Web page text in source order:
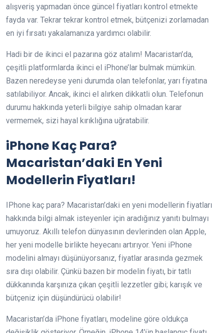
alışveriş yapmadan önce güncel fiyatları kontrol etmekte
fayda var. Tekrar tekrar kontrol etmek, bütçenizi zorlamadan
en iyi fırsatı yakalamanıza yardımcı olabilir.
Hadi bir de ikinci el pazarına göz atalım! Macaristan’da,
çeşitli platformlarda ikinci el iPhone’lar bulmak mümkün.
Bazen neredeyse yeni durumda olan telefonlar, yarı fiyatına
satılabiliyor. Ancak, ikinci el alırken dikkatli olun. Telefonun
durumu hakkında yeterli bilgiye sahip olmadan karar
vermemek, sizi hayal kırıklığına uğratabilir.
iPhone Kaç Para?
Macaristan’daki En Yeni
Modellerin Fiyatları!
IPhone kaç para? Macaristan’daki en yeni modellerin fiyatları
hakkında bilgi almak isteyenler için aradığınız yanıtı bulmayı
umuyoruz. Akıllı telefon dünyasının devlerinden olan Apple,
her yeni modelle birlikte heyecanı artırıyor. Yeni iPhone
modelini almayı düşünüyorsanız, fiyatlar arasında gezmek
sıra dışı olabilir. Çünkü bazen bir modelin fiyatı, bir tatlı
dükkanında karşınıza çıkan çeşitli lezzetler gibi; karışık ve
bütçeniz için düşündürücü olabilir!
Macaristan’da iPhone fiyatları, modeline göre oldukça